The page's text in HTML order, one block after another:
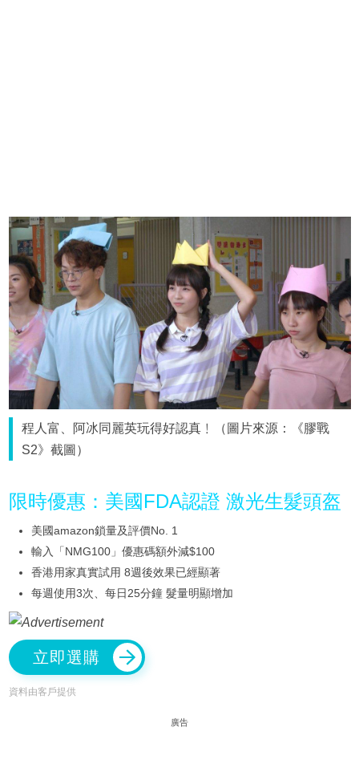
程人富、阿冰同麗英玩得好認真﹗（圖片來源：《膠戰
S2》截圖）
限時優惠：美國FDA認證 激光生髮頭盔
美國amazon鎖量及評價No. 1
輸入「NMG100」優惠碼額外減$100
香港用家真實試用 8週後效果已經顯著
每週使用3次、每日25分鐘 髮量明顯增加
立即選購
資料由客戶提供
廣告